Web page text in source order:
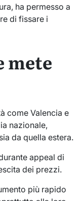
ha permesso a
di fissare i
mete
come Valencia e
nazionale,
da quella estera.
appeal di
dei prezzi.
più rapido